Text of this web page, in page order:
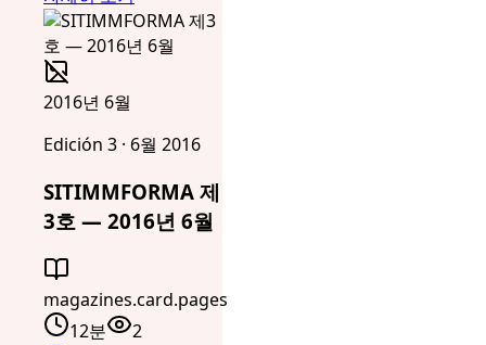
2016년 6월
Edición 3 · 6월 2016
SITIMMFORMA 제
3호 — 2016년 6월
magazines.card.pages
12분
2